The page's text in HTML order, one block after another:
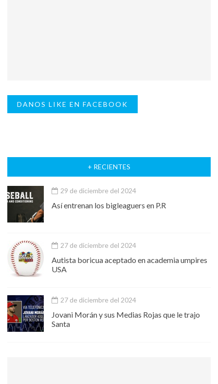
DANOS LIKE EN FACEBOOK
+ RECIENTES
29 de diciembre del 2024
Así entrenan los bigleaguers en P.R
27 de diciembre del 2024
Autista boricua aceptado en academia umpires
USA
27 de diciembre del 2024
Jovani Morán y sus Medias Rojas que le trajo
Santa